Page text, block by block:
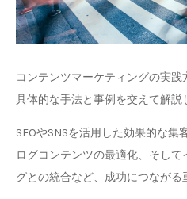
コンテンツマーケティングの実践
具体的な手法と事例を交えて解説
SEOやSNSを活用した効果的な集
ログコンテンツの最適化、そし
グとの統合など、成功につながる